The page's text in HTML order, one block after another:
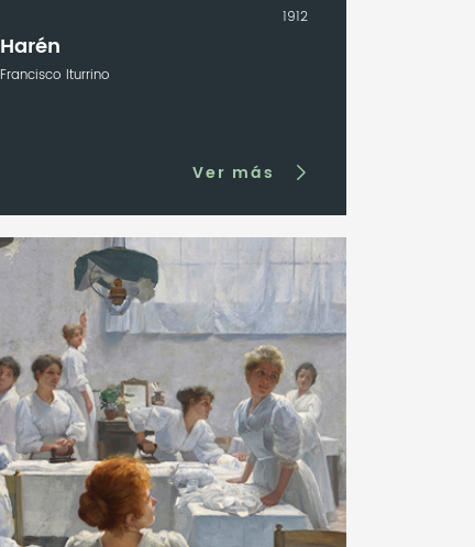
1912
Harén
Francisco Iturrino
Ver más